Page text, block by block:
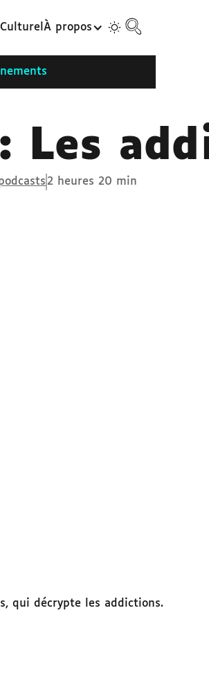
À propos
Les
2 heures 20 min
qui décrypte les addictions.